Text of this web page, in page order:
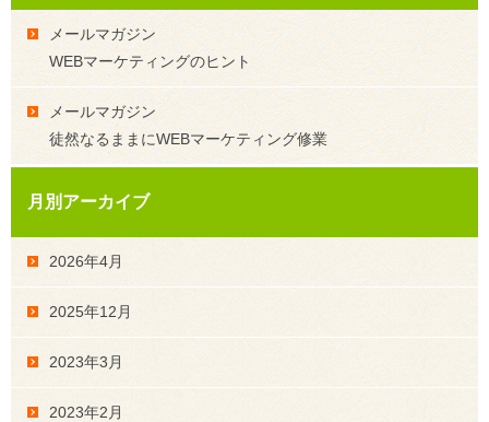
メールマガジン
WEBマーケティングのヒント
メールマガジン
徒然なるままにWEBマーケティング修業
月別アーカイブ
2026年4月
2025年12月
2023年3月
2023年2月